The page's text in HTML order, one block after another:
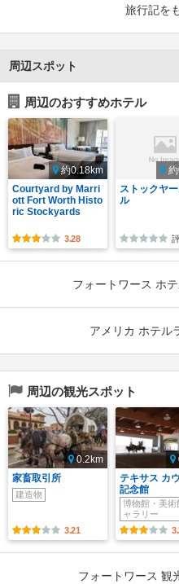
旅行記を
周辺スポット
周辺のおすすめホテル
約0.18km
Courtyard by Marri
ott Fort Worth Histo
ric Stockyards
3.28
ストックヤ
ル
フォートワース ホ
アメリカ ホテル
周辺の観光スポット
0.2km
家畜取引所
建造物
3.21
テキサス カ
記念館
博物館・美術
ャラリー
フォートワース 観